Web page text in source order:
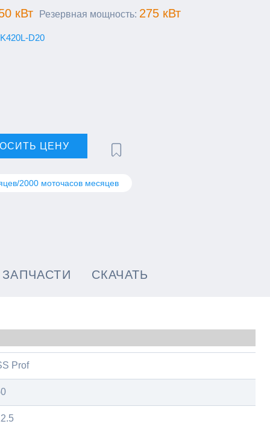
кВт Резервная мощность: 275 кВт
D20
ЦЕНУ
2000 моточасов месяцев
ЗАПЧАСТИ СКАЧАТЬ
Prof